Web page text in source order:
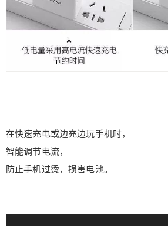
在快速充电或边充边玩手机时，
智能调节电流，
防止手机过烫，损害电池。
元 50
忘记密码？